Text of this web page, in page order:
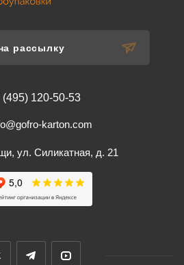
рассылку
(495) 120-50-53
karton.com
ул. Силикатная, д. 21